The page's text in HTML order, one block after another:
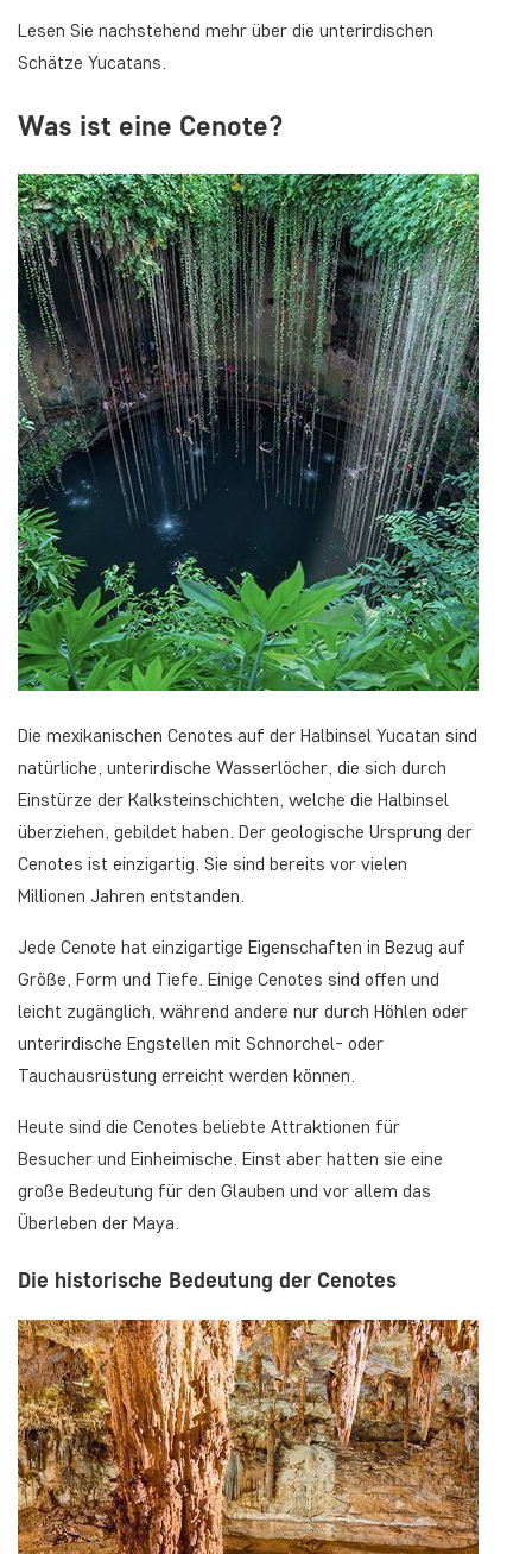
Lesen Sie nachstehend mehr über die unterirdischen
Schätze Yucatans.
Was ist eine Cenote?
Die mexikanischen Cenotes auf der Halbinsel Yucatan sind
natürliche, unterirdische Wasserlöcher, die sich durch
Einstürze der Kalksteinschichten, welche die Halbinsel
überziehen, gebildet haben. Der geologische Ursprung der
Cenotes ist einzigartig. Sie sind bereits vor vielen
Millionen Jahren entstanden.
Jede Cenote hat einzigartige Eigenschaften in Bezug auf
Größe, Form und Tiefe. Einige Cenotes sind offen und
leicht zugänglich, während andere nur durch Höhlen oder
unterirdische Engstellen mit Schnorchel- oder
Tauchausrüstung erreicht werden können.
Heute sind die Cenotes beliebte Attraktionen für
Besucher und Einheimische. Einst aber hatten sie eine
große Bedeutung für den Glauben und vor allem das
Überleben der Maya.
Die historische Bedeutung der Cenotes